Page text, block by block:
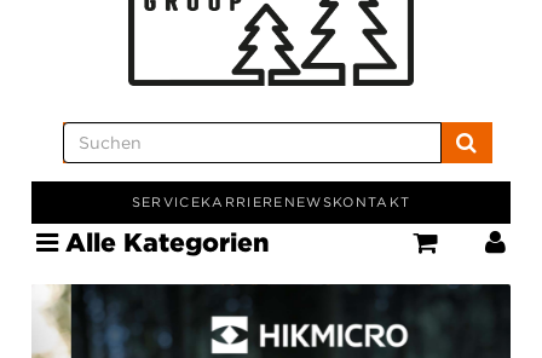
SERVICEKARRIERE NEWSKONTAKT
Alle Kategorien